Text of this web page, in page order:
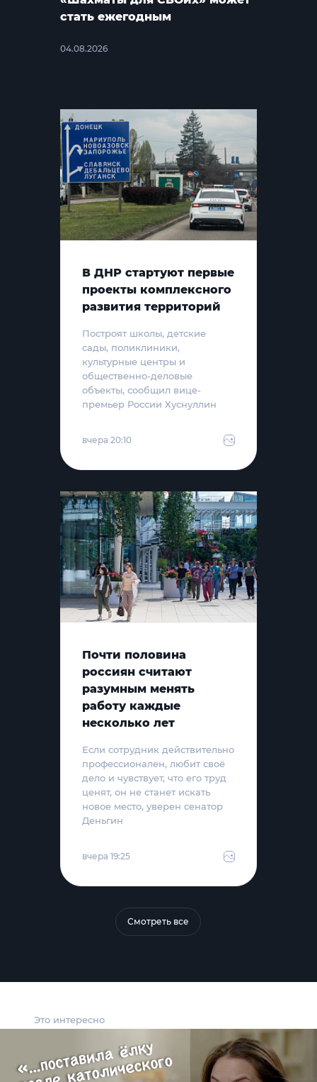
Это интересно
стать ежегодным
04.08.2026
В ДНР стартуют первые
проекты комплексного
развития территорий
Построят школы, детские
сады, поликлиники,
культурные центры и
общественно-деловые
объекты, сообщил вице-
премьер России Хуснуллин
вчера 20:10
Почти половина
россиян считают
разумным менять
работу каждые
несколько лет
Если сотрудник действительно
профессионален, любит своё
дело и чувствует, что его труд
ценят, он не станет искать
новое место, уверен сенатор
Деньгин
вчера 19:25
Смотреть все